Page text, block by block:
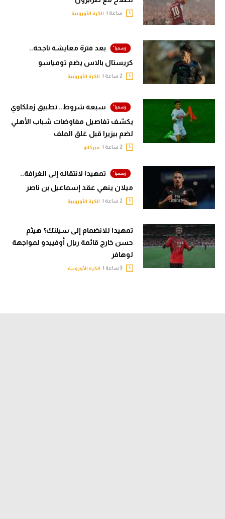
ساعة | الكرة الأوروبية
بعد فترة معايشة ناجحة..
كريستال بالاس يضم تومياسو
الكرة الأوروبية
سبعة شروط.. تطبيق زملكاوي
يكشف تفاصيل مفاوضات شباب الأهلي
لضم بيزيرا قبل غلق الملف
ميركاتو
تمهيدا لانتقاله إلى الغرافة..
ميلان ينهي عقد إسماعيل بن ناصر
الكرة الأوروبية
تمهيدا للانضمام إلى سيلتك؟ هيثم
حسن خارج قائمة ريال أوفييدو لمواجهة
لوهافر
الكرة الأوروبية